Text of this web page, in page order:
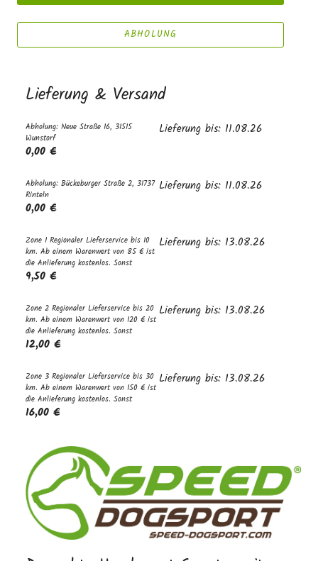
ABHOLUNG
Lieferung & Versand
Abholung: Neue Straße 16, 31515
Wunstorf
0,00 €
Lieferung bis: 11.08.26
Abholung: Bückeburger Straße 2, 31737
Rinteln
0,00 €
Lieferung bis: 11.08.26
Zone 1 Regionaler Lieferservice bis 10
km. Ab einem Warenwert von 85 € ist
die Anlieferung kostenlos. Sonst
9,50 €
Lieferung bis: 13.08.26
Zone 2 Regionaler Lieferservice bis 20
km. Ab einem Warenwert von 120 € ist
die Anlieferung kostenlos. Sonst
12,00 €
Lieferung bis: 13.08.26
Zone 3 Regionaler Lieferservice bis 30
km. Ab einem Warenwert von 150 € ist
die Anlieferung kostenlos. Sonst
16,00 €
Lieferung bis: 13.08.26